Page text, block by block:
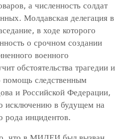
а численность солдат
Молдавская делегация в
в ходе которого
о срочном создании
военного
обстоятельства трагедии и
помощь следственным
и Российской Федерации,
исключению в будущем на
рода инцидентов.